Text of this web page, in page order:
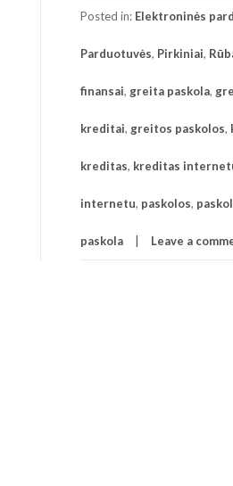
Posted in: Elektroninės
Parduotuvės, Pirkiniai,
finansai, greita paskola,
kreditai, greitos paskolos,
kreditas, kreditas
internetu, paskolos,
paskola Leave a